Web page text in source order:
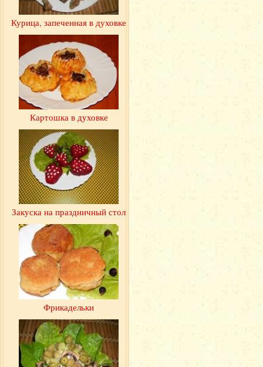
Курица, запеченная в духовке
Картошка в духовке
Закуска на праздничный стол
Фрикадельки